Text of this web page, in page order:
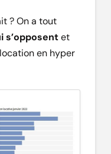
? On a tout
s’opposentet
en hyper